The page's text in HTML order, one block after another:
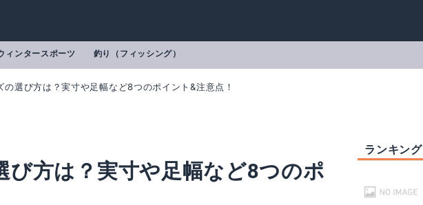
ィンタースポーツ 釣り（フィッシング）
の選び方は？実寸や足幅など8つのポイント&注意点！
び方は？実寸や足幅など8つのポ
ランキング